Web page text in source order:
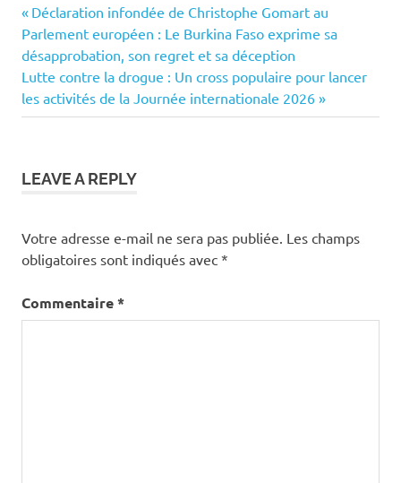
Navigation
de
l’article
Previous
Post:
Déclaration infondée de Christophe Gomart au
Parlement européen : Le Burkina Faso exprime sa
désapprobation, son regret et sa déception
Next
Post:
Lutte contre la drogue : Un cross populaire pour lancer
les activités de la Journée internationale 2026
LEAVE A REPLY
Votre adresse e-mail ne sera pas publiée. Les champs
obligatoires sont indiqués avec *
Commentaire*